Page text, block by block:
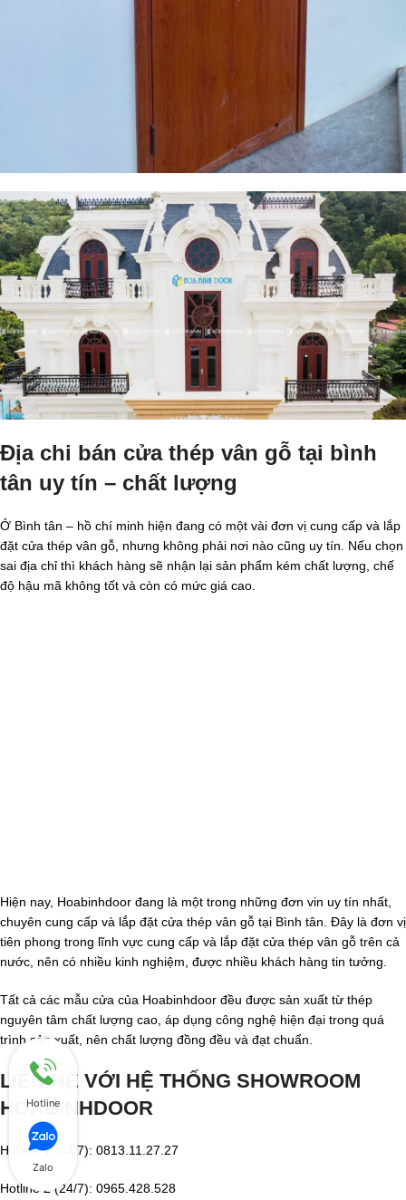
Địa chi bán cửa thép vân gỗ tại bình
tân uy tín – chất lượng
Ở Bình tân – hồ chí minh hiện đang có một vài đơn vị cung cấp và lắp
đặt cửa thép vân gỗ, nhưng không phải nơi nào cũng uy tín. Nếu chọn
sai địa chỉ thì khách hàng sẽ nhận lại sản phẩm kém chất lượng, chế
độ hậu mã không tốt và còn có mức giá cao.
Hiện nay, Hoabinhdoor đang là một trong những đơn vin uy tín nhất,
chuyên cung cấp và lắp đặt cửa thép vân gỗ tại Bình tân. Đây là đơn vị
tiên phong trong lĩnh vực cung cấp và lắp đặt cửa thép vân gỗ trên cả
nước, nên có nhiều kinh nghiệm, được nhiều khách hàng tin tưởng.
Tất cả các mẫu cửa của Hoabinhdoor đều được sản xuất từ thép
nguyên tâm chất lượng cao, áp dụng công nghệ hiện đại trong quá
trình sản xuất, nên chất lượng đồng đều và đạt chuẩn.
LIÊN HỆ VỚI HỆ THỐNG SHOWROOM
HOABINHDOOR
Hotline 1 (24/7): 0813.11.27.27
Hotline 2 (24/7): 0965.428.528
Hotline
Zalo